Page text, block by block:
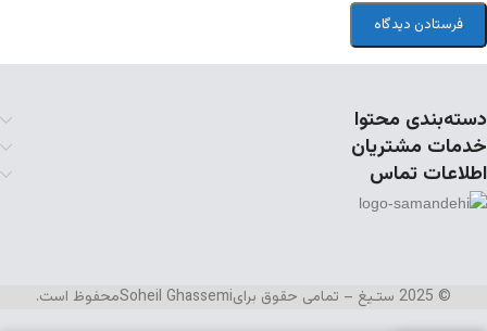
دسته‌بندی محتوا
خدمات مشتریان
اطلاعات تماس
© 2025 ستـیغ – تمامی حقوق برای Soheil Ghassemiمحفوظ است.